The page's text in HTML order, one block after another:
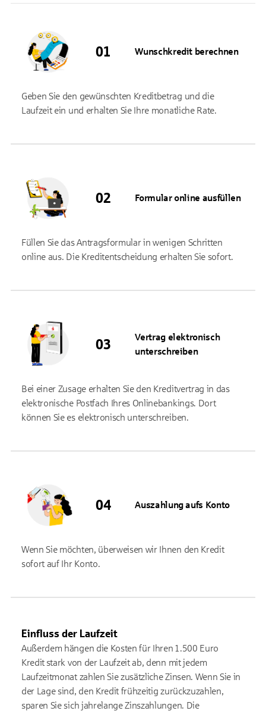
Wunschkredit berechnen
Geben Sie den gewünschten Kreditbetrag und die
Laufzeit ein und erhalten Sie Ihre monatliche Rate.
Formular online ausfüllen
Füllen Sie das Antragsformular in wenigen Schritten
online aus. Die Kreditentscheidung erhalten Sie sofort.
Vertrag elektronisch
unterschreiben
Bei einer Zusage erhalten Sie den Kreditvertrag in das
elektronische Postfach Ihres Onlinebankings. Dort
können Sie es elektronisch unterschreiben.
Auszahlung aufs Konto
Wenn Sie möchten, überweisen wir Ihnen den Kredit
sofort auf Ihr Konto.
Einfluss der Laufzeit
Außerdem hängen die Kosten für Ihren 1.500 Euro
Kredit stark von der Laufzeit ab, denn mit jedem
Laufzeitmonat zahlen Sie zusätzliche Zinsen. Wenn Sie in
der Lage sind, den Kredit frühzeitig zurückzuzahlen,
sparen Sie sich jahrelange Zinszahlungen. Die